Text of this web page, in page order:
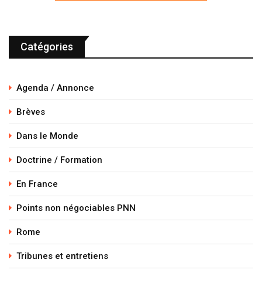
Catégories
Agenda / Annonce
Brèves
Dans le Monde
Doctrine / Formation
En France
Points non négociables PNN
Rome
Tribunes et entretiens